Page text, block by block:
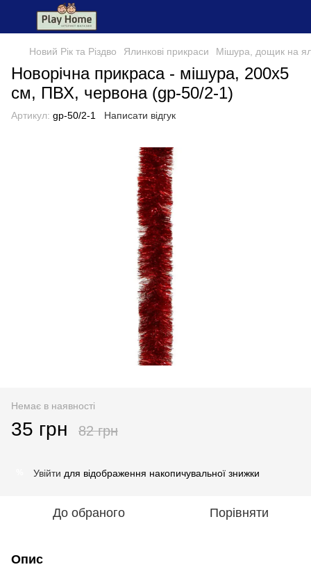
Новий Рік та Різдво Ялинкові прикраси Мішура, дощик на
Новорічна прикраса - мішура, 200x5
см, ПВХ, червона (gp-50/2-1)
Артикул: gp-50/2-1 Написати відгук
Немає в наявності
35 грн 82 грн
Увійти для відображення накопичувальної знижки
До обраного Порівняти
Опис